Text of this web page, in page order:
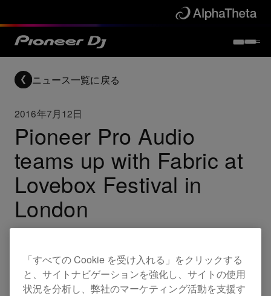
ニュース一覧に戻る
2016年7月12日
Pioneer Pro Audio
teams up with Fabric at
Lovebox Festival in
London
Fabric stage at Lovebox Festival, taking place on 15th
and 16th July 2016 in London's Victoria Park.
「すべての Cookie を受け入れる」をクリックする
と、サイトナビゲーションを強化し、サイトの使用
状況を分析し、弊社のマーケティング活動を支援す